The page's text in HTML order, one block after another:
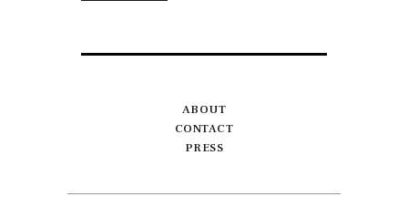
ABOUT
CONTACT
PRESS